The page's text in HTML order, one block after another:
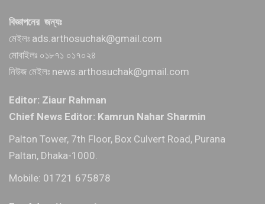
বিজ্ঞাপনের জন্যঃ
মেইলঃ ads.arthosuchak@gmail.com
মোবাইলঃ ০১৮৭১ ০১৭০২৪
নিউজ মেইলঃ news.arthosuchak@gmail.com
Editor: Ziaur Rahman
Chief News Editor: Kamrun Nahar Sharmin
Palton Tower, 7th Floor, Box Culvert Road, Purana
Paltan, Dhaka-1000.
Mobile: 01721 675878